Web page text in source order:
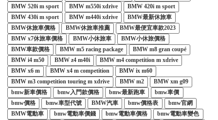
BMW 520i m sport
BMW m550i xdrive
BMW 420i m sport
BMW 430i m sport
BMW m440i xdrive
BMW最新休旅車
BMW休旅車價格
BMW休旅車推薦
BMW最便宜車款2023
BMW x7休旅車價格
BMW小休旅車
BMW小休旅價格
BMW車款價格
BMW m5 racing package
BMW m8 gran coupé
BMW i4 m50
BMW z4 m40i
BMW m4 competition m xdrive
BMW x6 m
BMW x4 m competition
BMW ix m60
BMW m3 competition touring m xdrive
BMW m2
BMW xm g09
bmw新車價格
bmw入門款價格 bmw最新跑車
bmw車價
bmw價格
bmw車型代號 BMW汽車 bmw價格表
bmw官網
BMW電動車
bmw電動車價錢 bmw電動車價格
bmw電動車變色